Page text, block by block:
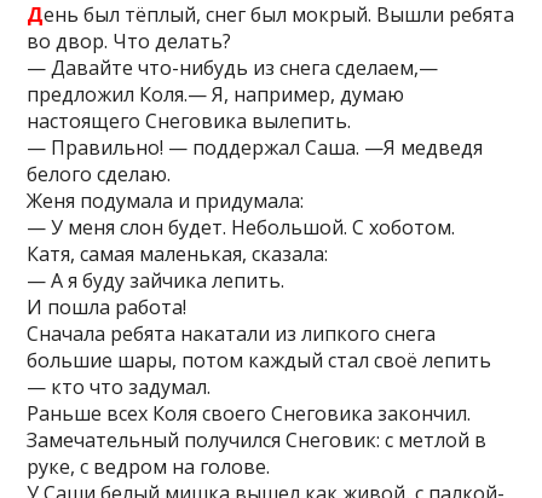
День был тёплый, снег был мокрый. Вышли ребята
во двор. Что делать?
— Давайте что-нибудь из снега сделаем,—
предложил Коля.— Я, например, думаю
настоящего Снеговика вылепить.
— Правильно! — поддержал Саша. —Я медведя
белого сделаю.
Женя подумала и придумала:
— У меня слон будет. Небольшой. С хоботом.
Катя, самая маленькая, сказала:
— А я буду зайчика лепить.
И пошла работа!
Сначала ребята накатали из липкого снега
большие шары, потом каждый стал своё лепить
— кто что задумал.
Раньше всех Коля своего Снеговика закончил.
Замечательный получился Снеговик: с метлой в
руке, с ведром на голове.